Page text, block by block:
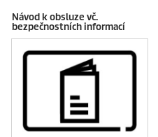
Návod k obsluze vč.
bezpečnostních informací